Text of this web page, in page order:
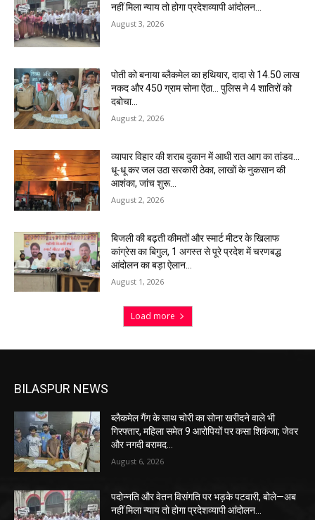
नहीं मिला न्याय तो होगा प्रदेशव्यापी आंदोलन…
August 3, 2026
पोती को बनाया ब्लैकमेल का हथियार, दादा से 14.50 लाख
नकद और 450 ग्राम सोना ऐंठा… पुलिस ने 4 शातिरों को
दबोचा…
August 2, 2026
व्यापार विहार की शराब दुकान में आधी रात आग का तांडव…
धू-धू कर जल उठा सरकारी ठेका, लाखों के नुकसान की
आशंका, जांच शुरू…
August 2, 2026
बिजली की बढ़ती कीमतों और स्मार्ट मीटर के खिलाफ
कांग्रेस का बिगुल, 1 अगस्त से पूरे प्रदेश में चरणबद्ध
आंदोलन का बड़ा ऐलान…
August 1, 2026
Load more
BILASPUR NEWS
ब्लैकमेल गैंग के साथ चोरी का सोना खरीदने वाले भी
गिरफ्तार, महिला समेत 9 आरोपियों पर कसा शिकंजा; जेवर
और नगदी बरामद…
August 6, 2026
पदोन्नति और वेतन विसंगति पर भड़के पटवारी, बोले—अब
नहीं मिला न्याय तो होगा प्रदेशव्यापी आंदोलन…